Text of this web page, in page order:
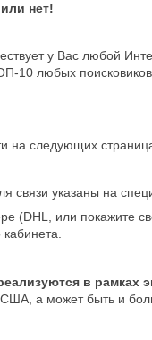
нет!
у Вас любой
10 любых
на следующих
связи указаны на
(DHL, или покажите
в рамках
а может быть и